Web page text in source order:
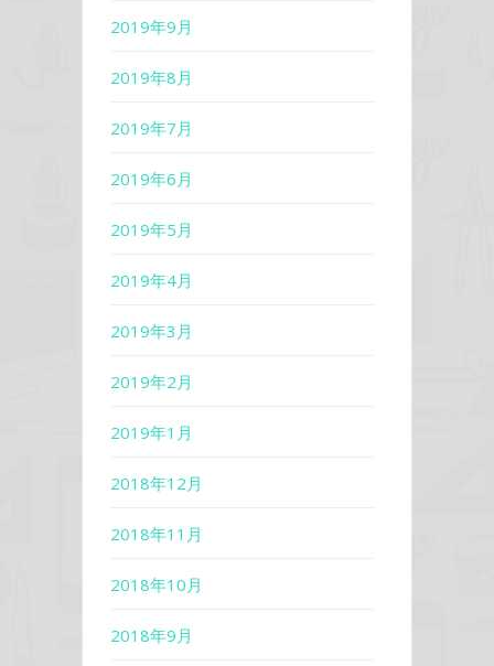
2019年9月
2019年8月
2019年7月
2019年6月
2019年5月
2019年4月
2019年3月
2019年2月
2019年1月
2018年12月
2018年11月
2018年10月
2018年9月